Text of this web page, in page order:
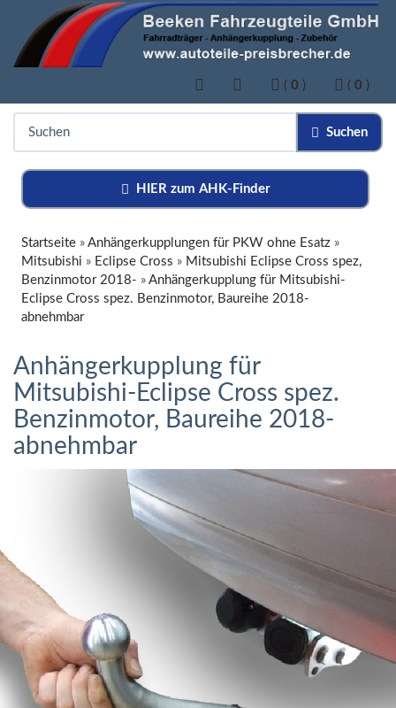
( 0 ) ( 0 )
Suchen
HIER zum AHK-Finder
Startseite » Anhängerkupplungen für PKW ohne Esatz »
Mitsubishi » Eclipse Cross » Mitsubishi Eclipse Cross spez,
Benzinmotor 2018- » Anhängerkupplung für Mitsubishi-
Eclipse Cross spez. Benzinmotor, Baureihe 2018-
abnehmbar
Anhängerkupplung für
Mitsubishi-Eclipse Cross spez.
Benzinmotor, Baureihe 2018-
abnehmbar